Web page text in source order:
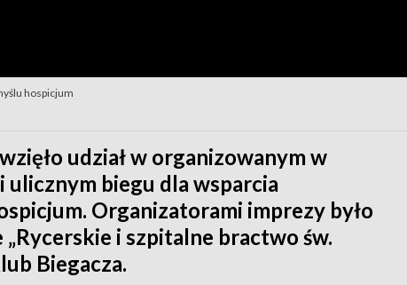
hospicjum
udział w organizowanym w
ulicznym biegu dla wsparcia
Organizatorami imprezy było
i szpitalne bractwo św.
Biegacza.